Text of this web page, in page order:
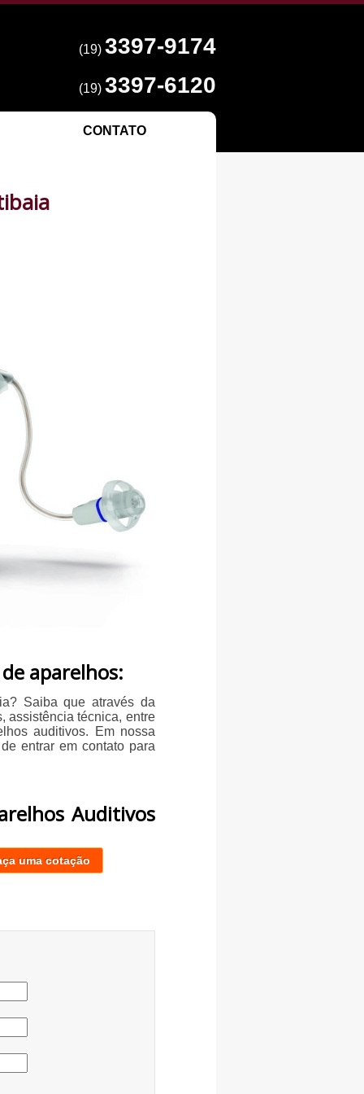
(19) 3397-9174
(19) 3397-6120
CONTATO
aparelhos:
Saiba que através da
assistência técnica, entre
auditivos. Em nossa
entrar em contato para
Auditivos
uma cotação